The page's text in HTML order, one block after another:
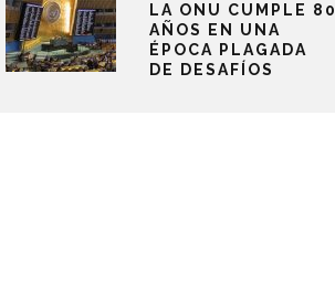
LA ONU CUMPLE 80
AÑOS EN UNA
ÉPOCA PLAGADA
DE DESAFÍOS